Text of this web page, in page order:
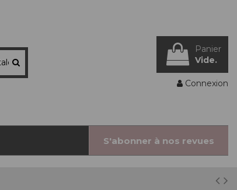
Panier
Vide.
Connexion
S'abonner à nos revues